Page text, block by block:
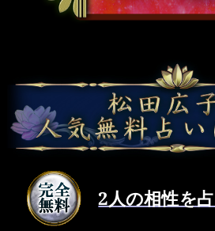
2人の相性を